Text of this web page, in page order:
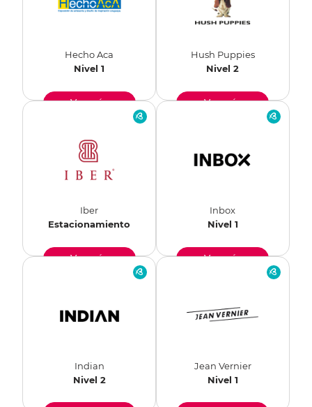
Hecho Aca
Nivel 1
Ver más
Hush Puppies
Nivel 2
Ver más
Iber
Estacionamiento
Ver más
Inbox
Nivel 1
Ver más
Indian
Nivel 2
Jean Vernier
Nivel 1